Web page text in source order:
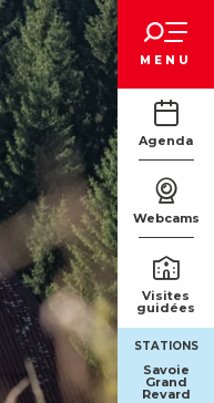
MENU
Agenda
Webcams
Visites
guidées
STATIONS
Savoie
Grand
Revard